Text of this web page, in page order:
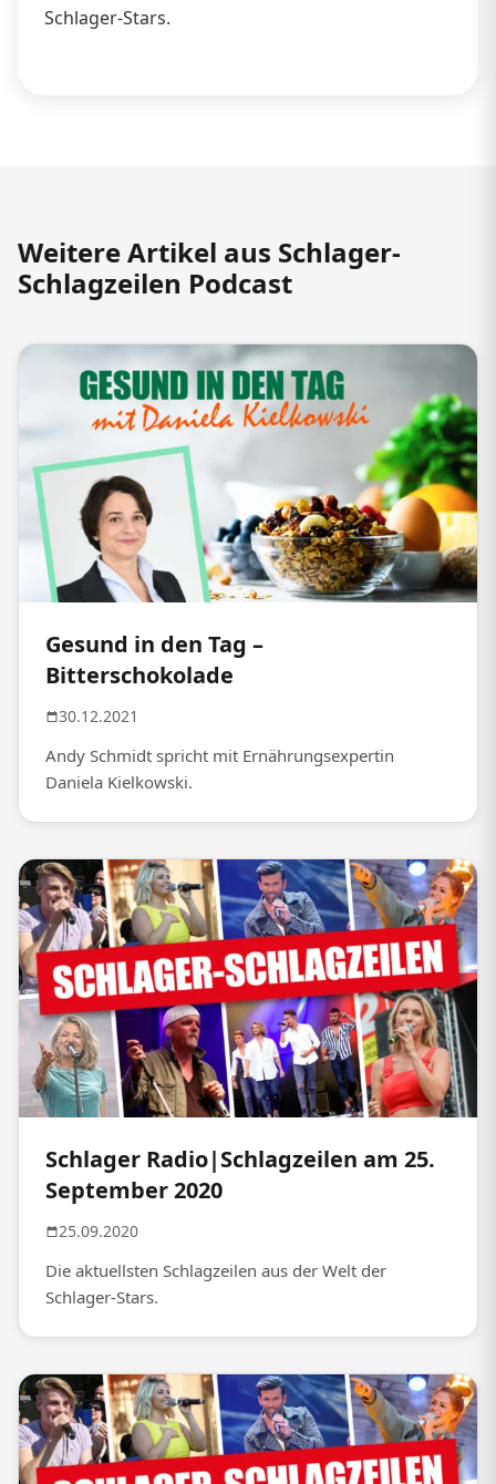
Schlager-Stars.
Weitere Artikel aus Schlager-
Schlagzeilen Podcast
Gesund in den Tag –
Bitterschokolade
30.12.2021
Andy Schmidt spricht mit Ernährungsexpertin
Daniela Kielkowski.
Schlager Radio|Schlagzeilen am 25.
September 2020
25.09.2020
Die aktuellsten Schlagzeilen aus der Welt der
Schlager-Stars.